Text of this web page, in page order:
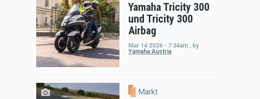
Yamaha Tricity 300
und Tricity 300
Airbag
Mar 14 2026 - 7:34am , by
Yamaha Austria
Markt